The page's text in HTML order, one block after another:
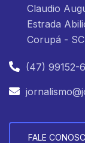
Claudio
Estrada
Corupá - SC
(47) 99152-
FALE